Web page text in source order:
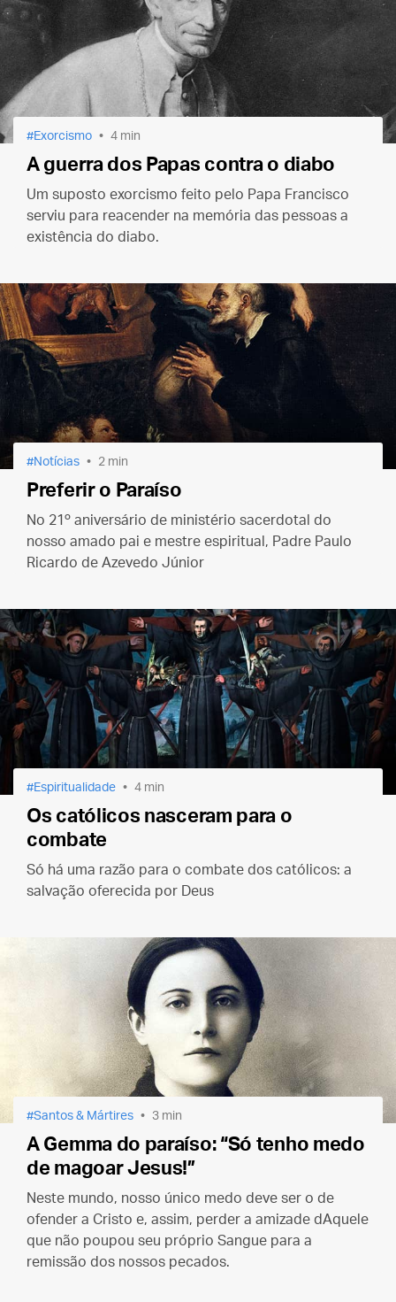
Exorcismo 4 min
A guerra dos Papas contra o diabo
Um suposto exorcismo feito pelo Papa Francisco
serviu para reacender na memória das pessoas a
existência do diabo.
Notícias 2 min
Preferir o Paraíso
No 21º aniversário de ministério sacerdotal do
nosso amado pai e mestre espiritual, Padre Paulo
Ricardo de Azevedo Júnior
Espiritualidade 4 min
Os católicos nasceram para o
combate
Só há uma razão para o combate dos católicos: a
salvação oferecida por Deus
Santos & Mártires 3 min
A Gemma do paraíso: “Só tenho medo
de magoar Jesus!”
Neste mundo, nosso único medo deve ser o de
ofender a Cristo e, assim, perder a amizade dAquele
que não poupou seu próprio Sangue para a
remissão dos nossos pecados.